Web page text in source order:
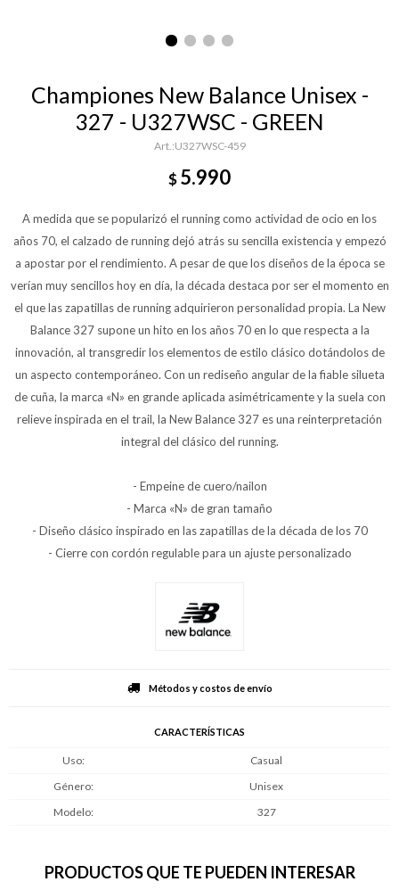
Championes New Balance Unisex -
327 - U327WSC - GREEN
U327WSC-459
$5.990
A medida que se popularizó el running como actividad de ocio en los
años 70, el calzado de running dejó atrás su sencilla existencia y empezó
a apostar por el rendimiento. A pesar de que los diseños de la época se
verían muy sencillos hoy en día, la década destaca por ser el momento en
el que las zapatillas de running adquirieron personalidad propia. La New
Balance 327 supone un hito en los años 70 en lo que respecta a la
innovación, al transgredir los elementos de estilo clásico dotándolos de
un aspecto contemporáneo. Con un rediseño angular de la fiable silueta
de cuña, la marca «N» en grande aplicada asimétricamente y la suela con
relieve inspirada en el trail, la New Balance 327 es una reinterpretación
integral del clásico del running.
- Empeine de cuero/nailon
- Marca «N» de gran tamaño
- Diseño clásico inspirado en las zapatillas de la década de los 70
- Cierre con cordón regulable para un ajuste personalizado
Métodos y costos de envío
CARACTERÍSTICAS
Uso
Casual
Género
Unisex
Modelo
327
PRODUCTOS QUE TE PUEDEN INTERESAR